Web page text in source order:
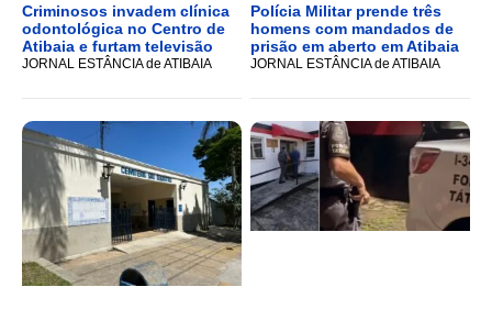
Criminosos invadem clínica
odontológica no Centro de
Atibaia e furtam televisão
JORNAL ESTÂNCIA de ATIBAIA
Polícia Militar prende três
homens com mandados de
prisão em aberto em Atibaia
JORNAL ESTÂNCIA de ATIBAIA